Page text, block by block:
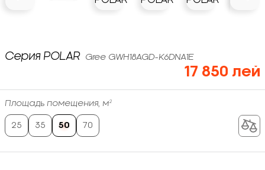
Серия POLAR Gree GWH18AGD-K6DNA1E
17 850 лей
Площадь помещения, м²
25 35 50 70